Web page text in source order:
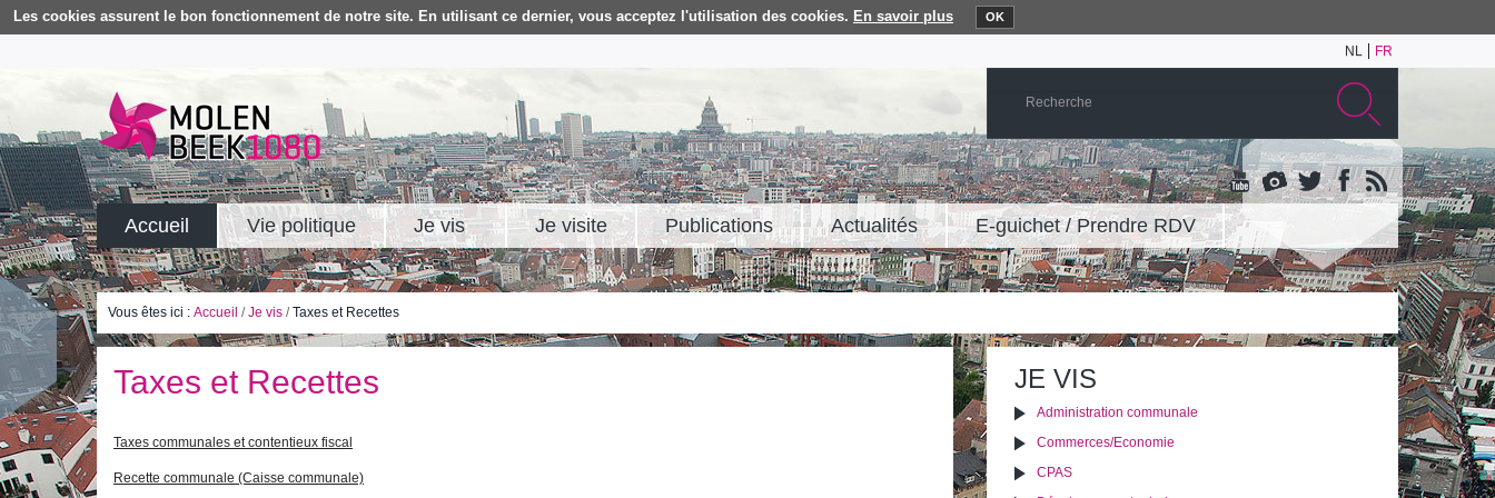
Les cookies assurent le bon fonctionnement de notre site. En utilisant ce dernier, vous acceptez l'utilisation des cookies. En savoir plus OK
NL FR
Accueil Vie politique Je vis Je visite Publications Actualités E-guichet / Prendre RDV
Vous êtes ici : Accueil /Je vis /Taxes et Recettes
Taxes et Recettes
Taxes communales et contentieux fiscal
Recette communale (Caisse communale)
JE VIS
Administration communale
Commerces/Economie
CPAS